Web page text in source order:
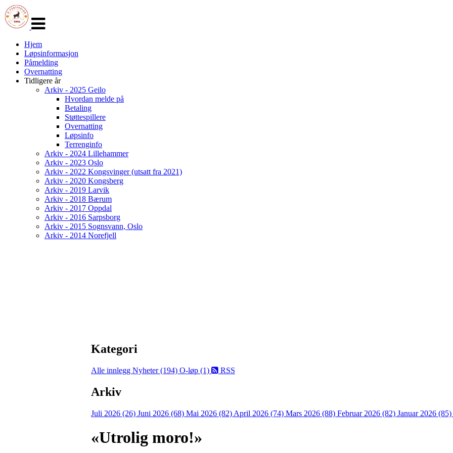
navigasjon
Hjem
Løpsinformasjon
Påmelding
Overnatting
Tidligere år
Arkiv - 2025 Geilo
Hvordan melde på
Betaling
Støttespillere
Overnatting
Løpsinfo
Terrenginfo
Arkiv - 2024 Lillehammer
Arkiv - 2023 Oslo
Arkiv - 2022 Kongsvinger (utsatt fra 2021)
Arkiv - 2020 Kongsberg
Arkiv - 2019 Larvik
Arkiv - 2018 Bærum
Arkiv - 2017 Oppdal
Arkiv - 2016 Sarpsborg
Arkiv - 2015 Sognsvann, Oslo
Arkiv - 2014 Norefjell
Kategori
Alle innlegg Nyheter (194) O-løp (1) RSS
Arkiv
Juli 2026 (26) Juni 2026 (68) Mai 2026 (82) April 2026 (74) Mars 2026 (88) Februar 2026 (82) Januar 2026 (85)
«Utrolig moro!»